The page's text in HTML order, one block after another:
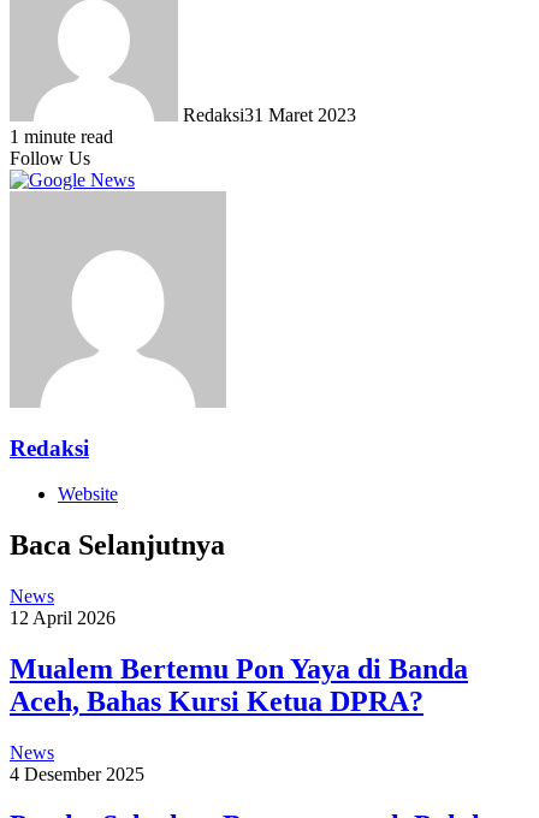
Redaksi31 Maret 2023
1 minute read
Follow Us
Redaksi
Website
Baca Selanjutnya
News
12 April 2026
Mualem Bertemu Pon Yaya di Banda
Aceh, Bahas Kursi Ketua DPRA?
News
4 Desember 2025